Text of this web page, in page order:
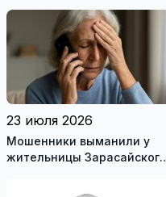
23 июля 2026
Мошенники выманили у
жительницы Зарасайского